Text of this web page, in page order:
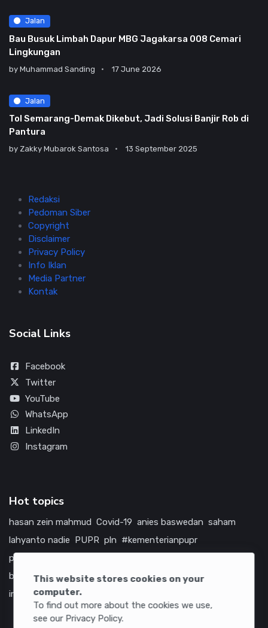
This website stores cookies on your
computer.
To find out more about the cookies we use,
see our Privacy Policy.
Jalan
Bau Busuk Limbah Dapur MBG Jagakarsa 008 Cemari
Lingkungan
by Muhammad Sanding 17 June 2026
Jalan
Tol Semarang-Demak Dikebut, Jadi Solusi Banjir Rob di
Pantura
by Zakky Mubarok Santosa 13 September 2025
Redaksi
Pedoman Siber
Copyright
Disclaimer
Privacy Policy
Info Iklan
Media Partner
Kontak
Social Links
Facebook
Twitter
YouTube
WhatsApp
LinkedIn
Instagram
Hot topics
hasan zein mahmud Covid-19 anies baswedan saham
lahyanto nadie PUPR pln #kementerianpupr
prabowo subianto
bumn
jasa marga jtts china tol amerika serikat
infrastruktur